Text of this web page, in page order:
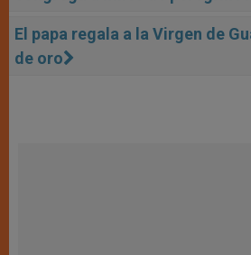
El papa regala a la Virgen de
de oro